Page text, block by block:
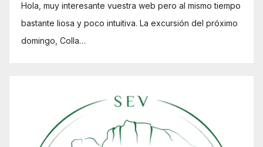
Hola, muy interesante vuestra web pero al mismo tiempo
bastante liosa y poco intuitiva. La excursión del próximo
domingo, Colla…